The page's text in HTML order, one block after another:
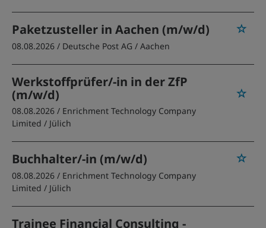
Paketzusteller in Aachen (m/w/d)
08.08.2026 / Deutsche Post AG / Aachen
Werkstoffprüfer/-in in der ZfP
(m/w/d)
08.08.2026 / Enrichment Technology Company
Limited / Jülich
Buchhalter/-in (m/w/d)
08.08.2026 / Enrichment Technology Company
Limited / Jülich
Trainee Financial Consulting -